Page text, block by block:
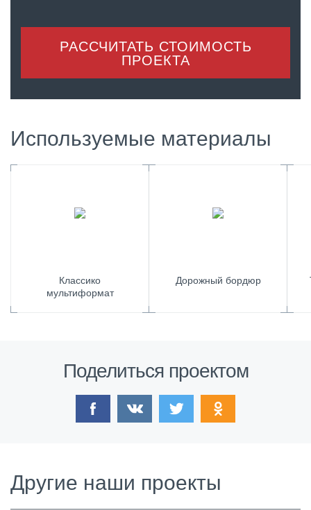
РАССЧИТАТЬ СТОИМОСТЬ
ПРОЕКТА
Используемые материалы
Классико
мультиформат
Дорожный бордюр
Поделиться проектом
Другие наши проекты